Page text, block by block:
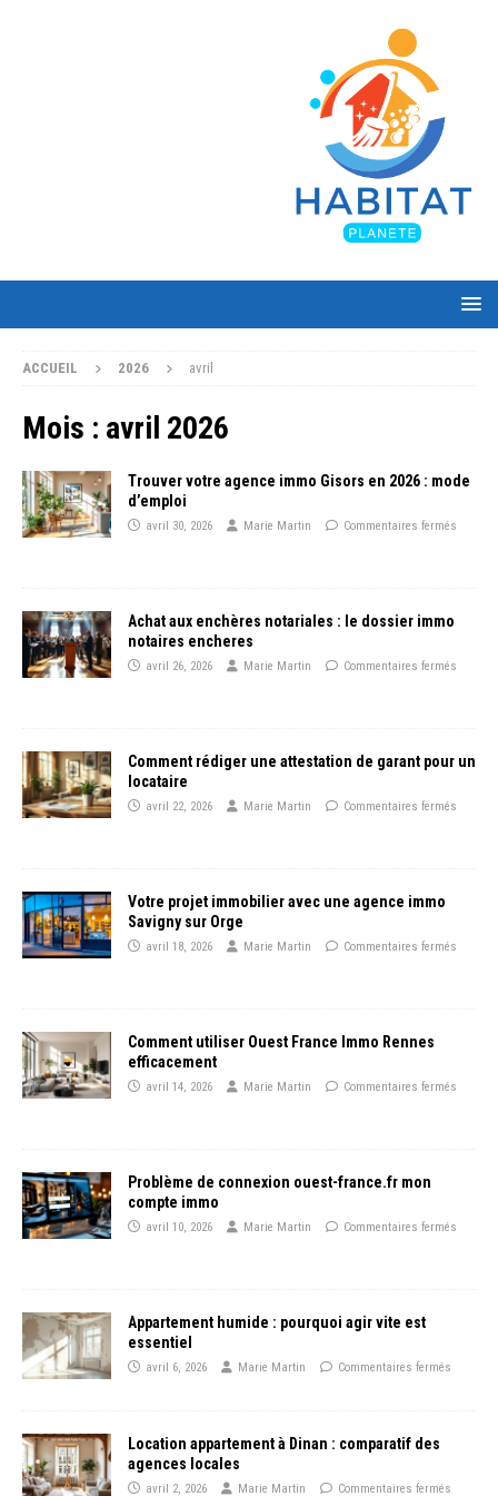
ACCUEIL 2026 avril
Mois : avril 2026
Trouver votre agence immo Gisors en 2026 : mode
d’emploi
avril 30, 2026 Marie Martin Commentaires fermés
Achat aux enchères notariales : le dossier immo
notaires encheres
avril 26, 2026 Marie Martin Commentaires fermés
Comment rédiger une attestation de garant pour un
locataire
avril 22, 2026 Marie Martin Commentaires fermés
Votre projet immobilier avec une agence immo
Savigny sur Orge
avril 18, 2026 Marie Martin Commentaires fermés
Comment utiliser Ouest France Immo Rennes
efficacement
avril 14, 2026 Marie Martin Commentaires fermés
Problème de connexion ouest-france.fr mon
compte immo
avril 10, 2026 Marie Martin Commentaires fermés
Appartement humide : pourquoi agir vite est
essentiel
avril 6, 2026 Marie Martin Commentaires fermés
Location appartement à Dinan : comparatif des
agences locales
avril 2, 2026 Marie Martin Commentaires fermés